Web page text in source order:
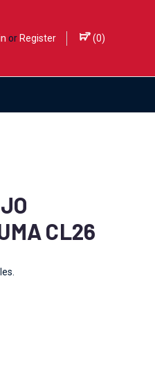
orRegister (0)
CL26